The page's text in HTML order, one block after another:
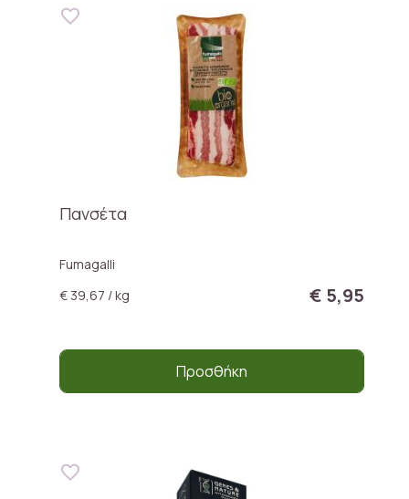
Πανσέτα
Fumagalli
€ 39,67 / kg
€ 5,95
Προσθήκη